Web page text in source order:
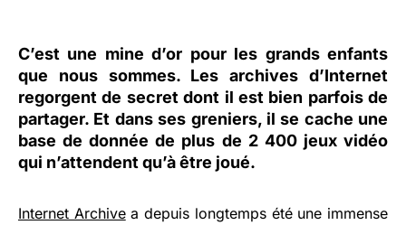
C’est une mine d’or pour les grands enfants
que nous sommes. Les archives d’Internet
regorgent de secret dont il est bien parfois de
partager. Et dans ses greniers, il se cache une
base de donnée de plus de 2 400 jeux vidéo
qui n’attendent qu’à être joué.
Internet Archivea depuis longtemps été une immense